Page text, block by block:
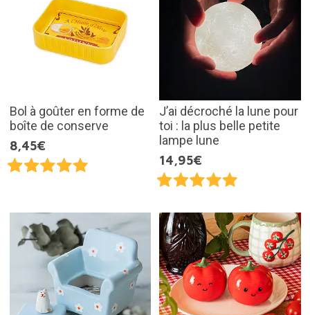
Bol à goûter en forme de
boîte de conserve
8,45€
J’ai décroché la lune pour
toi : la plus belle petite
lampe lune
14,95€